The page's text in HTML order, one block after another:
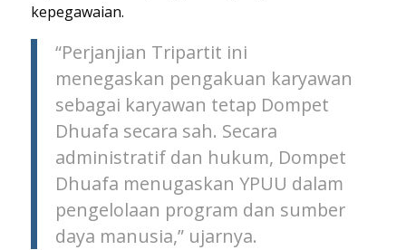
kepegawaian.
“Perjanjian Tripartit ini
menegaskan pengakuan karyawan
sebagai karyawan tetap Dompet
Dhuafa secara sah. Secara
administratif dan hukum, Dompet
Dhuafa menugaskan YPUU dalam
pengelolaan program dan sumber
daya manusia,” ujarnya.